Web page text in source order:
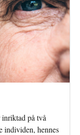
på två
individen, hennes